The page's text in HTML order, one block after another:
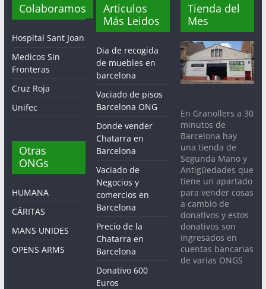
Colaboramos
Hospital Sant Joan
Medicos Sin
Fronteras
Cruz Roja
Unifec
Otras
ONGs
HUMANA
CÁRITAS
MANS UNIDES
OPENS ARMS
Articulos
Más Leidos
Dia de recogida
de muebles en
barcelona
Vaciado de pisos
Barcelona ONG
Donde vender
Chatarra en
Barcelona
Vaciado de
Negocios y
comercios en
Barcelona
Precio de la
Chatarra en
Barcelona
Donativo 600
Euros
Tienda del
Mes
En Granollers a 30
minutos de
Barcelona hay
una tienda de
Segunda Mano y
Antigüedades que
tiene un apartado
para vender cosas
a cambio de
donativos y estos
donativos son
ingresados en
cuentas bancarias
de varias ONGS